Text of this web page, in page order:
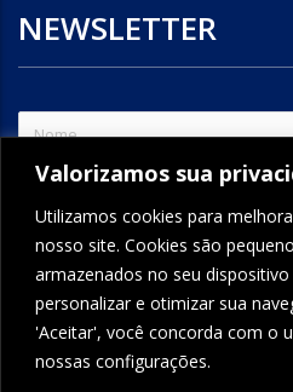
Valorizamos sua
Utilizamos cookies para
nosso site. Cookies são
armazenados no seu
personalizar e otimizar sua
'Aceitar', você concorda com o
nossas configurações.
NEWSLETTER
FORMCRAFT - WORDPRESS FORM